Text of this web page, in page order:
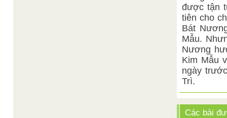
được tận
tiên cho
Bát
Mẫu.
Nương
Kim Mẫu
ngày
Trì.
Các bài